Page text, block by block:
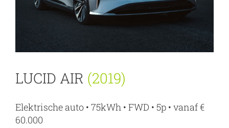
LUCID AIR (2019)
Elektrische auto • 75kWh • FWD • 5p • vanaf €
60.000